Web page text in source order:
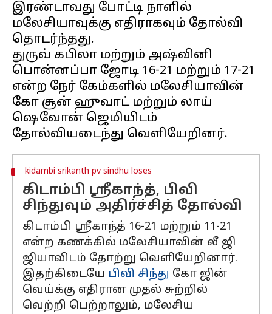
இரண்டாவது போட்டி நாளில்
மலேசியாவுக்கு எதிராகவும் தோல்வி
தொடர்ந்தது.
துருவ் கபிலா மற்றும் அஷ்வினி
பொன்னப்பா ஜோடி 16-21 மற்றும் 17-21
என்ற நேர் கேம்களில் மலேசியாவின்
கோ சூன் ஹுவாட் மற்றும் லாய்
ஷெவோன் ஜெமியிடம்
kidambi srikanth pv sindhu loses
கிடாம்பி ஸ்ரீகாந்த், பிவி
சிந்துவும் அதிர்ச்சித் தோல்வி
கிடாம்பி ஸ்ரீகாந்த் 16-21 மற்றும் 11-21
என்ற கணக்கில் மலேசியாவின் லீ ஜி
ஜியாவிடம் தோற்று வெளியேறினார்.
இதற்கிடையே பிவி சிந்து கோ ஜின்
வெய்க்கு எதிரான முதல் சுற்றில்
வெற்றி பெற்றாலும், மலேசிய